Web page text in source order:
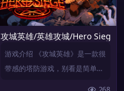
攻城英雄/英雄攻城/Hero Siege
游戏介绍 《攻城英雄》是一款很
带感的塔防游戏，别看是简单的